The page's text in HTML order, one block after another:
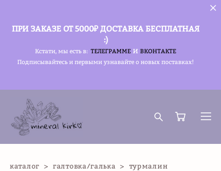
ПРИ ЗАКАЗЕ ОТ 5000₽ ДОСТАВКА БЕСПЛАТНАЯ
:)
Кстати, мы есть в: ТЕЛЕГРАММЕ и ВКОНТАКТЕ
Подписывайтесь и первыми узнавайте о новых поставках!
каталог > галтовка/галька > турмалин